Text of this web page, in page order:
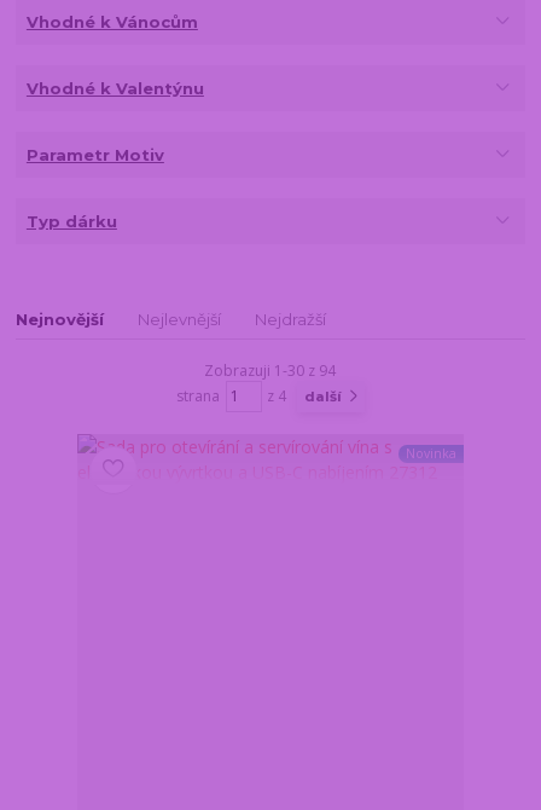
Vhodné k Vánocům
Vhodné k Valentýnu
Parametr Motiv
Typ dárku
Nejnovější Nejlevnější Nejdražší
Zobrazuji 1-30 z 94
strana
z 4 další
Novinka